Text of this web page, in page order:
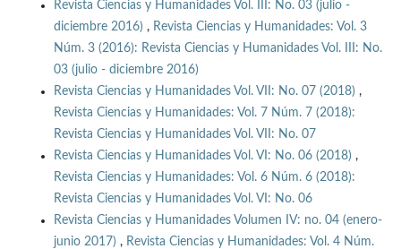
Revista Ciencias y Humanidades Vol. III: No. 03 (julio -
diciembre 2016) , Revista Ciencias y Humanidades: Vol. 3
Núm. 3 (2016): Revista Ciencias y Humanidades Vol. III: No.
03 (julio - diciembre 2016)
Revista Ciencias y Humanidades Vol. VII: No. 07 (2018) ,
Revista Ciencias y Humanidades: Vol. 7 Núm. 7 (2018):
Revista Ciencias y Humanidades Vol. VII: No. 07
Revista Ciencias y Humanidades Vol. VI: No. 06 (2018) ,
Revista Ciencias y Humanidades: Vol. 6 Núm. 6 (2018):
Revista Ciencias y Humanidades Vol. VI: No. 06
Revista Ciencias y Humanidades Volumen IV: no. 04 (enero-
junio 2017) , Revista Ciencias y Humanidades: Vol. 4 Núm.